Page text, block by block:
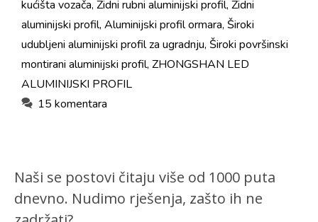
kućišta vozača, Zidni rubni aluminijski profil, Zidni
aluminijski profil, Aluminijski profil ormara, Široki
udubljeni aluminijski profil za ugradnju, Široki površinski
montirani aluminijski profil, ZHONGSHAN LED
ALUMINIJSKI PROFIL
15 komentara
Naši se postovi čitaju više od 1000 puta
dnevno. Nudimo rješenja, zašto ih ne